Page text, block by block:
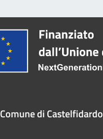
Comune di Castelfidardo